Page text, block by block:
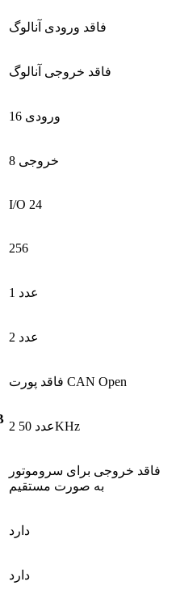
فاقد ورودی آنالوگ
فاقد خروجی آنالوگ
16 ورودی
8 خروجی
I/O 24
256
1 عدد
2 عدد
فاقد پورت CAN Open
2 عدد 50KHz
فاقد خروجی برای سروموتور
به صورت مستقیم
دارد
دارد